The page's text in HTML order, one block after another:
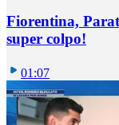
Fiorentina,
super colpo!
01:07